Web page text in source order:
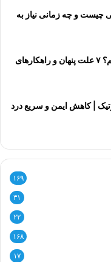
چیست و چه زمانی نیاز به
بوی بد دهان را چگونه برای همیشه درمان کنیم؟ ۷ علت پنهان و راهکارهای
| کاهش ایمن و سریع درد
۱۶۹
۳۱
۲۲
۱۶۸
۱۷